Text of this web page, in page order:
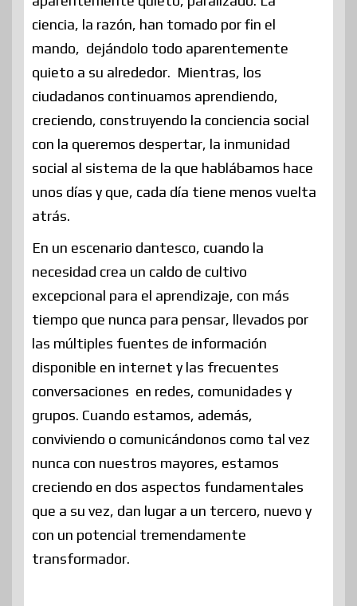
ciencia, la razón, han tomado por fin el
mando, dejándolo todo aparentemente
quieto a su alrededor. Mientras, los
ciudadanos continuamos aprendiendo,
creciendo, construyendo la conciencia social
con la queremos despertar, la inmunidad
social al sistema de la que hablábamos hace
unos días y que, cada día tiene menos vuelta
atrás.
En un escenario dantesco, cuando la
necesidad crea un caldo de cultivo
excepcional para el aprendizaje, con más
tiempo que nunca para pensar, llevados por
las múltiples fuentes de información
disponible en internet y las frecuentes
conversaciones en redes, comunidades y
grupos. Cuando estamos, además,
conviviendo o comunicándonos como tal vez
nunca con nuestros mayores, estamos
creciendo en dos aspectos fundamentales
que a su vez, dan lugar a un tercero, nuevo y
con un potencial tremendamente
transformador.